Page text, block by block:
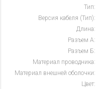
Тип:
Версия кабеля (Тип):
Длина:
Разъем А:
Разъем Б:
Материал проводника:
Материал внешней оболочки:
Цвет: